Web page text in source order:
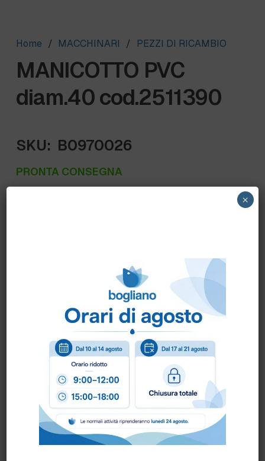
Home / MACCHINARI / PEZZI DI RICAMBIO
MANICOTTO PVC
diam.40 cod.2511390
SKU: B0970026
PRONTA CONSEGNA
2511390 GHIBLI – MANICOTTO PVC diam.40
Puoi ordinare chiamando al0172 478161
oppure
info@bogliano.it.
Per ogni informazione siamo a disposizione.
Prodotti correlati
×